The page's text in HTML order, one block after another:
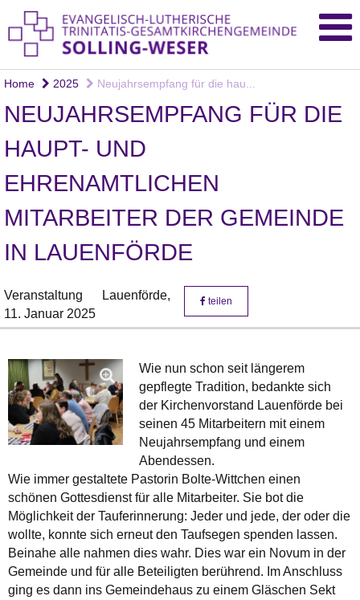
Home 2025 Neujahrsempfang für die hau...
NEUJAHRSEMPFANG FÜR DIE
HAUPT- UND
EHRENAMTLICHEN
MITARBEITER DER GEMEINDE
IN LAUENFÖRDE
Veranstaltung
Lauenförde,
11. Januar 2025
teilen
Wie nun schon seit längerem
gepflegte Tradition, bedankte sich
der Kirchenvorstand Lauenförde bei
seinen 45 Mitarbeitern mit einem
Neujahrsempfang und einem
Abendessen.
Wie immer gestaltete Pastorin Bolte-Wittchen einen
schönen Gottesdienst für alle Mitarbeiter. Sie bot die
Möglichkeit der Tauferinnerung: Jeder und jede, der oder die
wollte, konnte sich erneut den Taufsegen spenden lassen.
Beinahe alle nahmen dies wahr. Dies war ein Novum in der
Gemeinde und für alle Beteiligten berührend. Im Anschluss
ging es dann ins Gemeindehaus zu einem Gläschen Sekt